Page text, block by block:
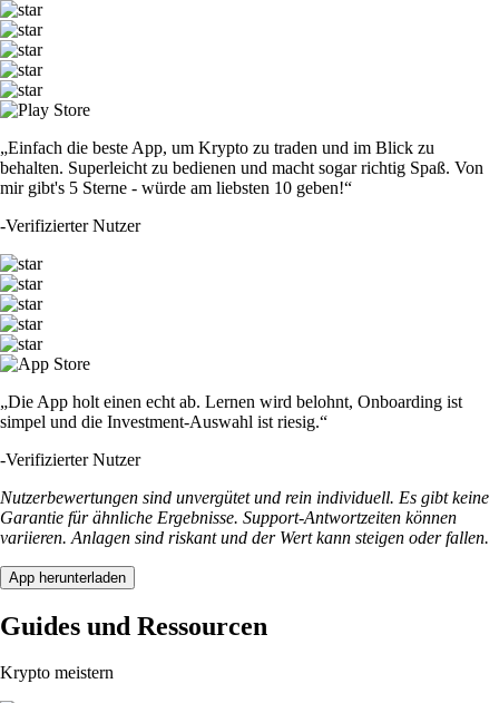
TRUMP$1.27
DOGE
LTC$39.60+1.98%
USDT$0.866713+ 0.14 %
POL$0.06602+0.99%